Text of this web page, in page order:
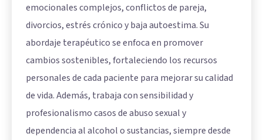
emocionales complejos, conflictos de pareja,
divorcios, estrés crónico y baja autoestima. Su
abordaje terapéutico se enfoca en promover
cambios sostenibles, fortaleciendo los recursos
personales de cada paciente para mejorar su calidad
de vida. Además, trabaja con sensibilidad y
profesionalismo casos de abuso sexual y
dependencia al alcohol o sustancias, siempre desde